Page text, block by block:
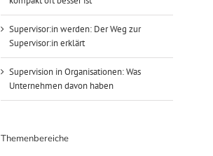
Supervisor:in werden: Der Weg zur
Supervisor:in erklärt
Supervision in Organisationen: Was
Unternehmen davon haben
Themenbereiche